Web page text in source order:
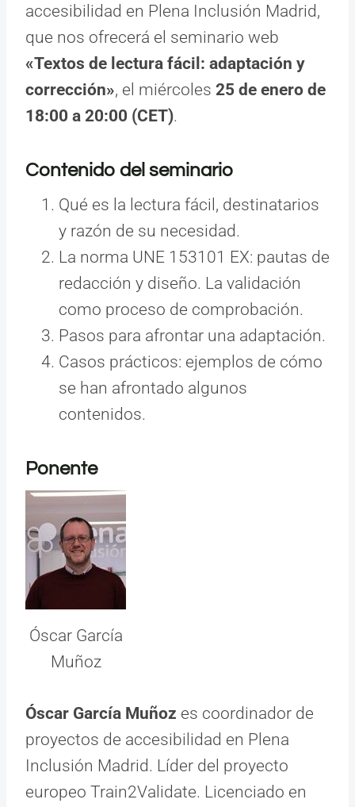
accesibilidad en Plena Inclusión Madrid,
que nos ofrecerá el seminario web
«Textos de lectura fácil: adaptación y
corrección», el miércoles 25 de enero de
18:00 a 20:00 (CET).
Contenido del seminario
Qué es la lectura fácil, destinatarios
y razón de su necesidad.
La norma UNE 153101 EX: pautas de
redacción y diseño. La validación
como proceso de comprobación.
Pasos para afrontar una adaptación.
Casos prácticos: ejemplos de cómo
se han afrontado algunos
contenidos.
Ponente
Óscar García
Muñoz
Óscar García Muñoz es coordinador de
proyectos de accesibilidad en Plena
Inclusión Madrid. Líder del proyecto
europeo Train2Validate. Licenciado en